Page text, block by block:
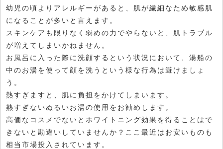
幼児の頃よりアレルギーがあると、肌が繊細なため敏感肌
になることが多いと言えます。
スキンケアも限りなく弱めの力でやらないと、肌トラブル
が増えてしまいかねません。
お風呂に入った際に洗顔するという状況において、湯船の
中のお湯を使って顔を洗うという様な行為は避けましょ
う。
熱すぎますと、肌に負担をかけてしまいます。
熱すぎないぬるいお湯の使用をお勧めします。
高価なコスメでないとホワイトニング効果を得ることはで
きないと勘違いしていませんか？ここ最近はお安いものも
相当市場投入されています。